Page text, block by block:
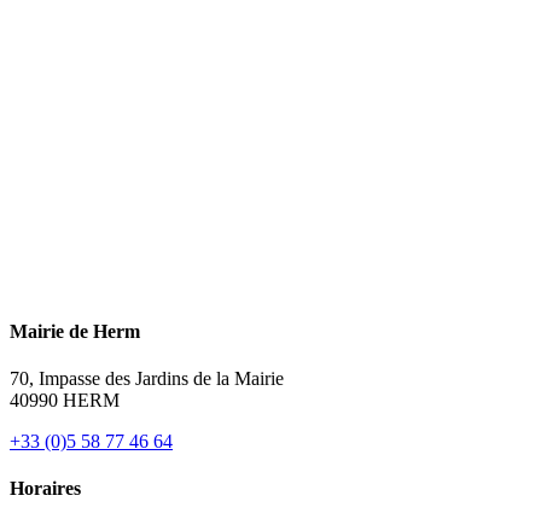
Mairie de Herm
70, Impasse des Jardins de la Mairie
40990 HERM
+33 (0)5 58 77 46 64
Horaires